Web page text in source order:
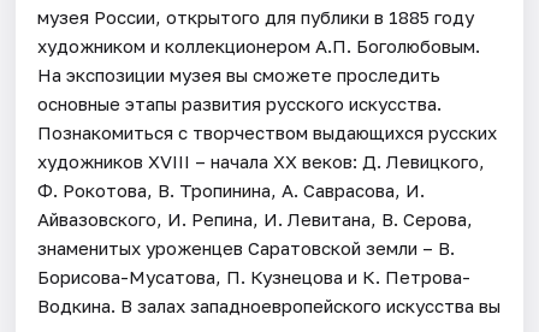
музея России, открытого для публики в 1885 году
художником и коллекционером А.П. Боголюбовым.
На экспозиции музея вы сможете проследить
основные этапы развития русского искусства.
Познакомиться с творчеством выдающихся русских
художников XVIII – начала XX веков: Д. Левицкого,
Ф. Рокотова, В. Тропинина, А. Саврасова, И.
Айвазовского, И. Репина, И. Левитана, В. Серова,
знаменитых уроженцев Саратовской земли – В.
Борисова-Мусатова, П. Кузнецова и К. Петрова-
Водкина. В залах западноевропейского искусства вы